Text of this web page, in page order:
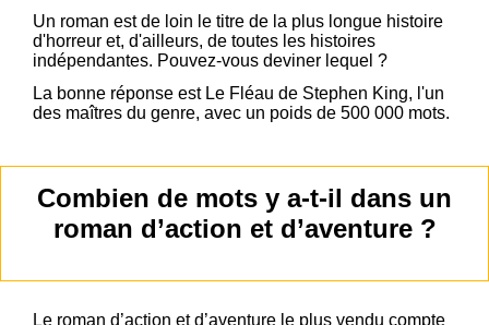
Un roman est de loin le titre de la plus longue histoire
d'horreur et, d'ailleurs, de toutes les histoires
indépendantes. Pouvez-vous deviner lequel ?
La bonne réponse est Le Fléau de Stephen King, l'un
des maîtres du genre, avec un poids de 500 000 mots.
Combien de mots y a-t-il dans un
roman d’action et d’aventure ?
Le roman d’action et d’aventure le plus vendu compte